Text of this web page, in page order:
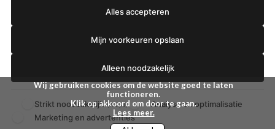
VISION SUN
Zwitsal SUNWij gebruiken cookies om de website goed te laten
functioneren.
Klik op akkoord om door te gaan.
Lees meer.
Alles accepteren
Mijn voorkeuren opslaan
Alleen noodzakelijk
Strikt noodzakelijk(altijd)
Analyse en optimalisatie
Marketing en advertenties
Ja, ik wil korting